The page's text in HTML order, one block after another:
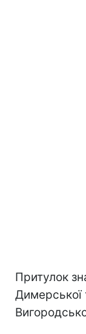
Притулок
Димерської